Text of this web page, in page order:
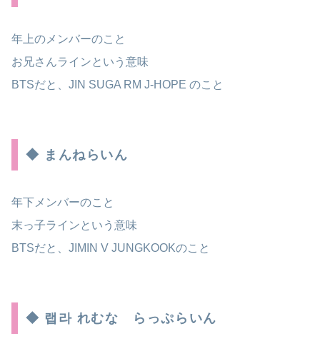
年上のメンバーのこと
お兄さんラインという意味
BTSだと、JIN SUGA RM J-HOPE のこと
◆ まんねらいん
年下メンバーのこと
末っ子ラインという意味
BTSだと、JIMIN V JUNGKOOKのこと
◆ 랩라 れむな らっぷらいん